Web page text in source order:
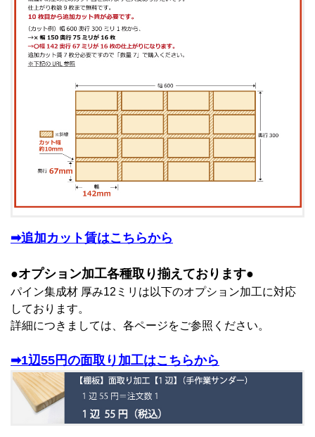
➡追加カット賃はこちらから
●オプション加工各種取り揃えております●
パイン集成材 厚み12ミリは以下のオプション加工に対応
しております。
詳細につきましては、各ページをご参照ください。
➡1辺55円の面取り加工はこちらから